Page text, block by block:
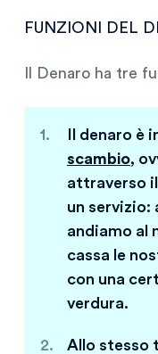
FUNZIONI DEL
Il Denaro ha tre
Il denaro è
scambio,
attraverso
un servizio:
andiamo al
cassa le
con una
verdura.
Allo stesso